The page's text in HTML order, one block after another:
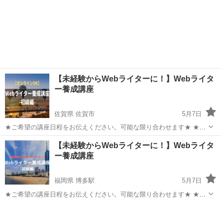
【未経験からWebライターに！】Webライタ
ー養成講座
佐賀県 佐賀市
5月7日
★ご希望の講座日程をお伝えください。可能な限り合わせます★ ★オ
ンラインでも対応するのでお気軽にご相談ください★ 当講座をご覧頂
き、誠にありがとうございます。 Webライティング講師として活動す
る中で、こんな想...
佐賀 佐賀市 その他 講座
【未経験からWebライターに！】Webライタ
ー養成講座
福岡県 博多駅
5月7日
★ご希望の講座日程をお伝えください。可能な限り合わせます★ ★オ